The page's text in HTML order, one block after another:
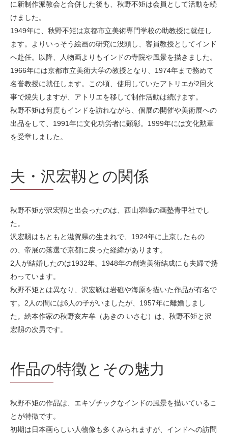
に新制作派教会と合併した後も、秋野不矩は会員として活動を続
けました。
1949年に、秋野不矩は京都市立美術専門学校の助教授に就任し
ます。よりいっそう絵画の研究に没頭し、客員教授としてインド
へ赴任。以降、人物画よりもインドの寺院や風景を描きました。
1966年には京都市立美術大学の教授となり、1974年まで務めて
名誉教授に就任します。この頃、使用していたアトリエが2回火
事で焼失しますが、アトリエを移して制作活動は続けます。
秋野不矩は何度もインドを訪れながら、個展の開催や美術展への
出品をして、1991年に文化功労者に顕彰。1999年には文化勲章
を受章しました。
夫・沢宏靱との関係
秋野不矩が沢宏靱と出会ったのは、西山翠嶂の画塾青甲社でし
た。
沢宏靱はもともと滋賀県の生まれで、1924年に上京したもの
の、帝展の落選で京都に戻った経緯があります。
2人が結婚したのは1932年。1948年の創造美術結成にも夫婦で携
わっています。
秋野不矩とは異なり、沢宏靱は岩礁や海原を描いた作品が有名で
す。2人の間には6人の子がいましたが、1957年に離婚しまし
た。絵本作家の秋野亥左牟（あきの いさむ）は、秋野不矩と沢
宏靱の次男です。
作品の特徴とその魅力
秋野不矩の作品は、エキゾチックなインドの風景を描いているこ
とが特徴です。
初期は日本画らしい人物像も多くみられますが、インドへの訪問